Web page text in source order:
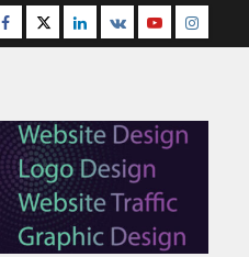
Facebook
TwitterLinkedin
VK Youtube